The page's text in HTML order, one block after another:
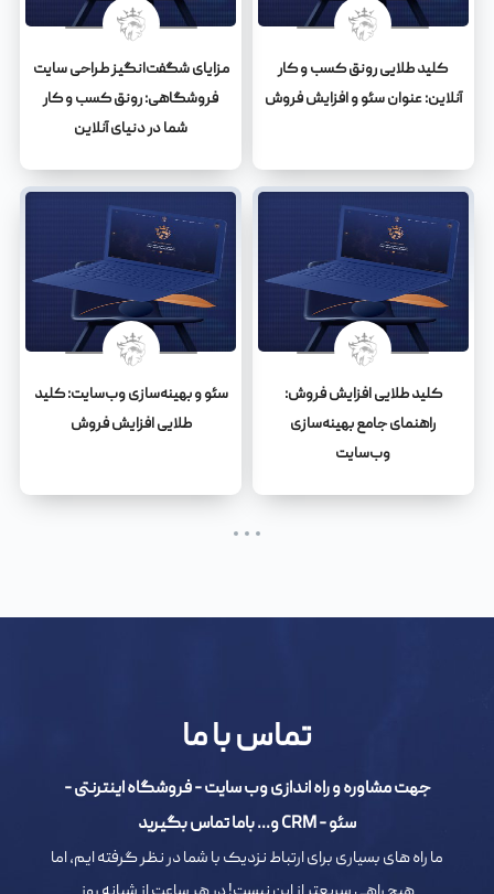
کلید طلایی رونق کسب و کار
آنلاین: عنوان سئو و افزایش فروش
مزایای شگفت‌انگیز طراحی سایت
فروشگاهی: رونق کسب و کار
شما در دنیای آنلاین
کلید طلایی افزایش فروش:
راهنمای جامع بهینه‌سازی
وب‌سایت
سئو و بهینه‌سازی وب‌سایت: کلید
طلایی افزایش فروش
تماس با ما
جهت مشاوره و راه اندازی وب سایت - فروشگاه اینترنتی -
سئو - CRM و... باما تماس بگیرید
ما راه های بسیاری برای ارتباط نزدیک با شما در نظر گرفته ایم، اما